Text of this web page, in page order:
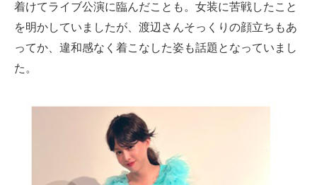
着けてライブ公演に臨んだことも。女装に苦戦したこと
を明かしていましたが、渡辺さんそっくりの顔立ちもあ
ってか、違和感なく着こなした姿も話題となっていまし
た。